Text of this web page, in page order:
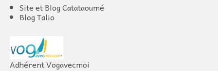
Site et Blog Catataoumé
Blog Talio
Adhérent Vogavecmoi